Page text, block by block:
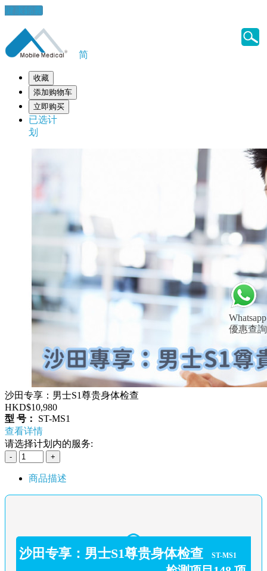
健康錦囊
Whatsapp
優惠查詢
简
收藏
添加购物车
立即购买
已选计
划
沙田专享：男士S1尊贵身体检查
HKD$10,980
型 号：
ST-MS1
查看详情
请选择计划内的服务:
商品描述
沙田专享：男士S1尊贵身体检查 ST-MS1